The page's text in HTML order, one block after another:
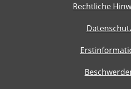
Rechtliche